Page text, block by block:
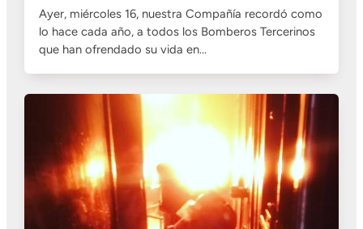
Ayer, miércoles 16, nuestra Compañía recordó como
lo hace cada año, a todos los Bomberos Tercerinos
que han ofrendado su vida en…